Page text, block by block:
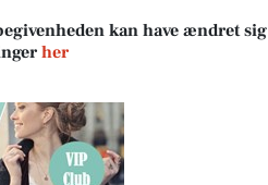
kan have ændret sig
her